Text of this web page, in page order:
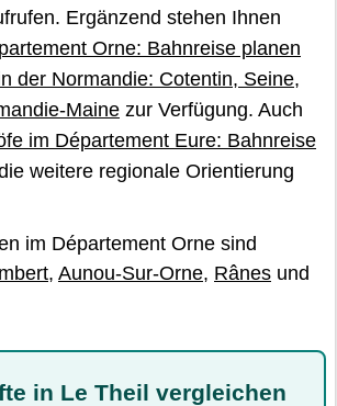
Ergänzend stehen Ihnen
Orne: Bahnreise planen
der Normandie: Cotentin, Seine,
Maine zur Verfügung. Auch
im Département Eure: Bahnreise
weitere regionale Orientierung
im Département Orne sind
, Aunou-Sur-Orne, Rânes und
in Le Theil vergleichen